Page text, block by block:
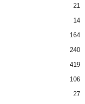
21
14
164
240
419
106
27